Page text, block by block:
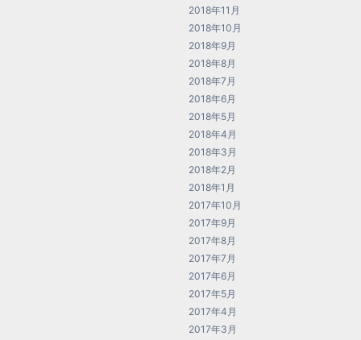
2018年11月
2018年10月
2018年9月
2018年8月
2018年7月
2018年6月
2018年5月
2018年4月
2018年3月
2018年2月
2018年1月
2017年10月
2017年9月
2017年8月
2017年7月
2017年6月
2017年5月
2017年4月
2017年3月